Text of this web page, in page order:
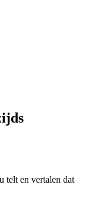
telt en vertalen dat